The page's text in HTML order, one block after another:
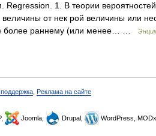
1. В теории вероятностей
величины от нек рой величины или
более раннему (или менее… …
Реклама на сайте
Joomla, Drupal, WordPress, MODx.